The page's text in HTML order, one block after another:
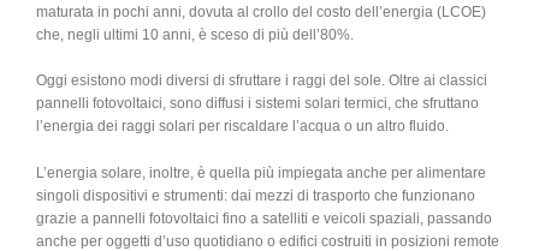
maturata in pochi anni, dovuta al crollo del costo dell’energia (LCOE)
che, negli ultimi 10 anni, è sceso di più dell’80%.
Oggi esistono modi diversi di sfruttare i raggi del sole. Oltre ai classici
pannelli fotovoltaici, sono diffusi i sistemi solari termici, che sfruttano
l’energia dei raggi solari per riscaldare l’acqua o un altro fluido.
L’energia solare, inoltre, è quella più impiegata anche per alimentare
singoli dispositivi e strumenti: dai mezzi di trasporto che funzionano
grazie a pannelli fotovoltaici fino a satelliti e veicoli spaziali, passando
anche per oggetti d’uso quotidiano o edifici costruiti in posizioni remote